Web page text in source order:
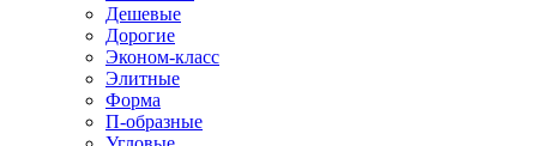
Дешевые
Дорогие
Эконом-класс
Элитные
Форма
П-образные